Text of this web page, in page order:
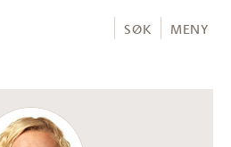
SØK MENY